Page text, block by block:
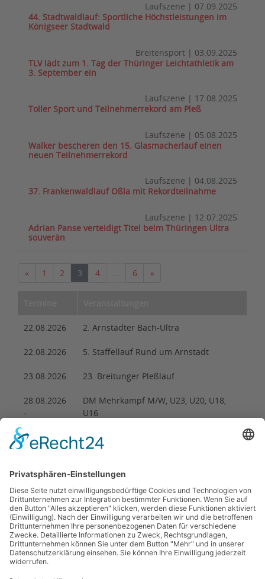
Laufszene | 07.09.2025
44. Stadtwaldlauf: Sportliche Höchstleistungen im
Königseer Stadtwald
Breitensport | 03.09.2025
TLV lädt zum 1. Tag der Thüringer Leichtathletik am
3. September ein
Laufszene | 17.08.2025
Toller Sport und Teilnehmerrekord am Pleß
Laufszene | 05.08.2025
Walker bescheren den 15. Glasmacherlauf einen
neuen Teilnehmerrekord
Laufszene | 04.08.2025
37. Frankenwaldlauf Oßla mit Rekordteilnahme
Laufszene | 12.07.2025
Adrian Panse verteidigt Titel beim Thüringen Ultra
souverän
«Vorherige
1 2 3 4 6 »Nächste
22.08.2026 2. Arnstädter Bach-Ultra
22.08.2026 5. Staffellauf Rund um Arnstadt
23.08.2026 23. Breitunger Pleßlauf
28.08.2026
-
DM Mehrkampf M/W, U23, U20, U18,
U16
28.08.2026 29. Partner-Vierkampf des Ohrdrufer LV
29.08.2026 43. Schülersportfest
29.08.2026 25. Elstertal-Lauf
29.08.2026 28. Mühlhäuser Altstadtlauf